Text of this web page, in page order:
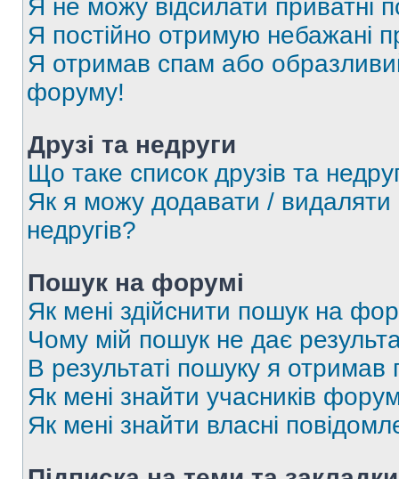
Я не можу відсилати приватні
Я постійно отримую небажані
Я отримав спам або
форуму!
Друзі та недруги
Що таке список друзів та
Як я можу додавати / видаляти
недругів?
Пошук на форумі
Як мені здійснити пошук на
Чому мій пошук не дає
В результаті пошуку я отримав
Як мені знайти учасників
Як мені знайти власні